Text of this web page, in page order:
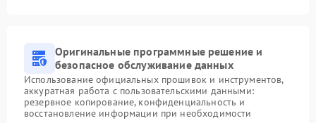
Оригинальные программные решение и
безопасное обслуживание данных
Использование официальных прошивок и инструментов,
аккуратная работа с пользовательскими данными:
резервное копирование, конфиденциальность и
восстановление информации при необходимости